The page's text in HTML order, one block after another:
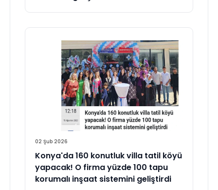
02 Şub 2026
Konya'da 160 konutluk villa tatil köyü
yapacak! O firma yüzde 100 tapu
korumalı inşaat sistemini geliştirdi